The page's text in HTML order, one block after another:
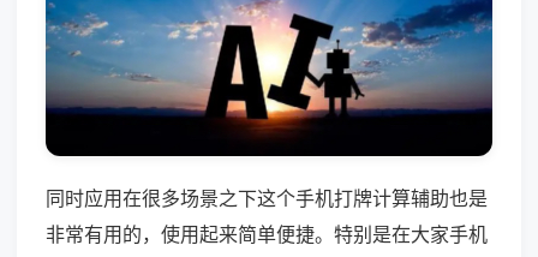
同时应用在很多场景之下这个手机打牌计算辅助也是
非常有用的，使用起来简单便捷。特别是在大家手机